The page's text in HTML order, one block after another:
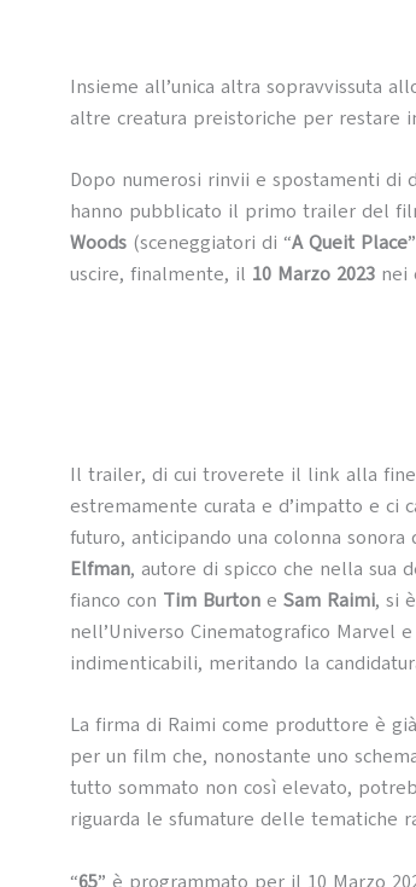
Insieme all’unica altra sopravvissuta
altre creatura preistoriche per restare
Dopo numerosi rinvii e spostamenti di
hanno pubblicato il primo trailer del
Woods (sceneggiatori di “A Queit Place
uscire, finalmente, il 10 Marzo 2023 nei
Il trailer, di cui troverete il link alla
estremamente curata e d’impatto e ci
futuro, anticipando una colonna
Elfman, autore di spicco che nella sua
fianco con Tim Burton e Sam Raimi, si
nell’Universo Cinematografico
indimenticabili, meritando la
La firma di Raimi come produttore è
per un film che, nonostante uno
tutto sommato non così elevato,
riguarda le sfumature delle tematiche